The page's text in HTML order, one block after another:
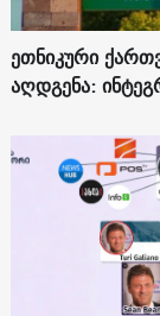
ეთნიკური
აღდგენა: